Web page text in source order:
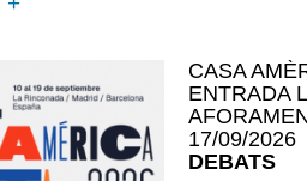
CASA
ENTRADA
17/09/2026
DEBATS